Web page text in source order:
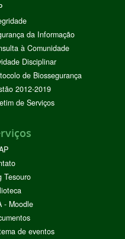
da Informação
à Comunidade
Disciplinar
de Biossegurança
2012-2019
de Serviços
Tesouro
- Moodle
de eventos